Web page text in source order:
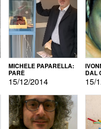
MICHELE PAPARELLA:
PARÈ
15/12/2014
DAL
15/